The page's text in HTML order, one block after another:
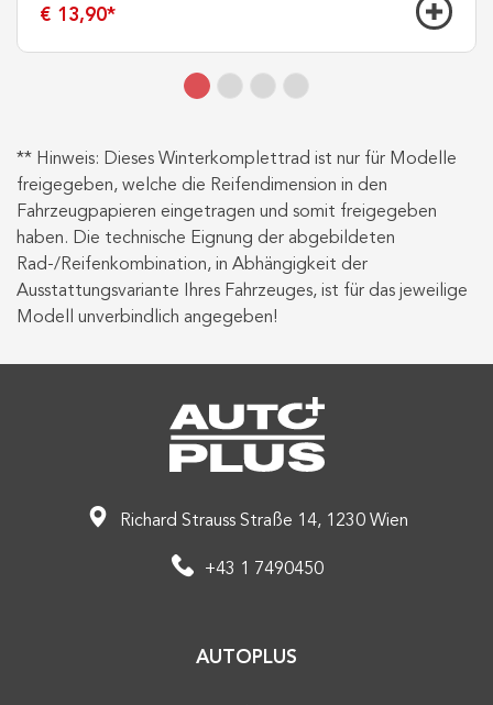
€ 13,90*
** Hinweis: Dieses Winterkomplettrad ist nur für Modelle
freigegeben, welche die Reifendimension in den
Fahrzeugpapieren eingetragen und somit freigegeben
haben. Die technische Eignung der abgebildeten
Rad-/Reifenkombination, in Abhängigkeit der
Ausstattungsvariante Ihres Fahrzeuges, ist für das jeweilige
Modell unverbindlich angegeben!
Richard Strauss Straße 14, 1230 Wien
+43 1 7490450
AUTOPLUS